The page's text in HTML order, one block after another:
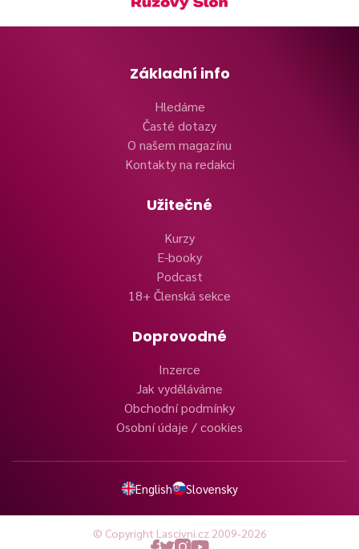
Základní info
Hledáme
Časté dotazy
O našem magazínu
Kontakty na redakci
Užitečné
Kurzy
E-booky
Podcast
18+ Členská sekce
Doprovodné
Inzerce
Jak vyděláváme
Obchodní podmínky
Osobní údaje / cookies
English Slovensky
© Copyright Lascivni.cz 2009-2026